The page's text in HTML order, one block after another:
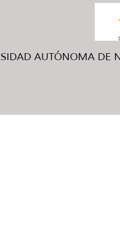
AUTÓNOMA DE